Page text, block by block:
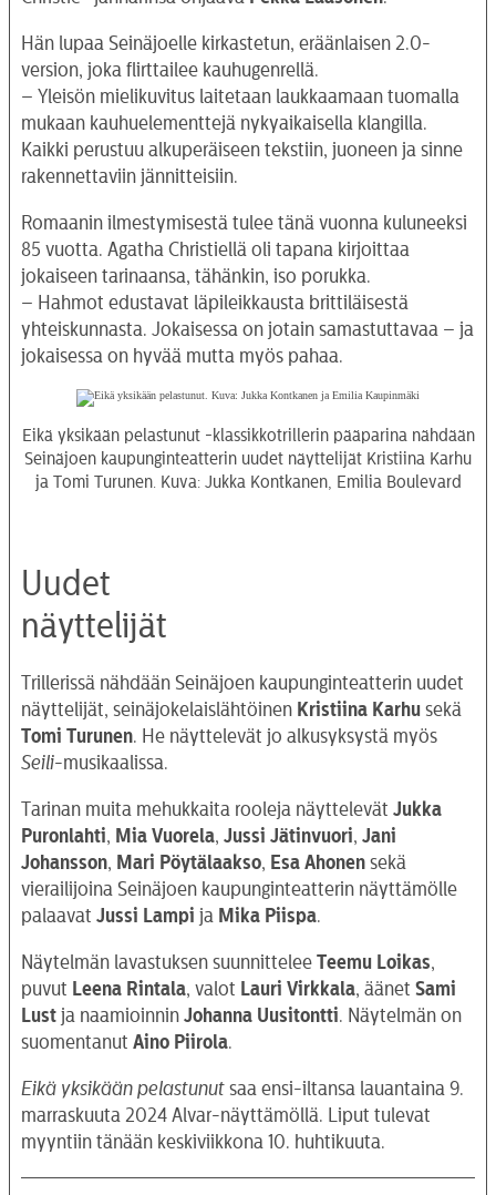
Hän lupaa Seinäjoelle kirkastetun, eräänlaisen 2.0-
version, joka flirttailee kauhugenrellä.
– Yleisön mielikuvitus laitetaan laukkaamaan tuomalla
mukaan kauhuelementtejä nykyaikaisella klangilla.
Kaikki perustuu alkuperäiseen tekstiin, juoneen ja sinne
rakennettaviin jännitteisiin.
Romaanin ilmestymisestä tulee tänä vuonna kuluneeksi
85 vuotta. Agatha Christiellä oli tapana kirjoittaa
jokaiseen tarinaansa, tähänkin, iso porukka.
– Hahmot edustavat läpileikkausta brittiläisestä
yhteiskunnasta. Jokaisessa on jotain samastuttavaa – ja
jokaisessa on hyvää mutta myös pahaa.
Eikä yksikään pelastunut -klassikkotrillerin pääparina nähdään
Seinäjoen kaupunginteatterin uudet näyttelijät Kristiina Karhu
ja Tomi Turunen. Kuva: Jukka Kontkanen, Emilia Boulevard
Uudet
näyttelijät
Trillerissä nähdään Seinäjoen kaupunginteatterin uudet
näyttelijät, seinäjokelaislähtöinen Kristiina Karhu sekä
Tomi Turunen. He näyttelevät jo alkusyksystä myös
Seili-musikaalissa.
Tarinan muita mehukkaita rooleja näyttelevät Jukka
Puronlahti, Mia Vuorela, Jussi Jätinvuori, Jani
Johansson, Mari Pöytälaakso, Esa Ahonen sekä
vierailijoina Seinäjoen kaupunginteatterin näyttämölle
palaavat Jussi Lampi ja Mika Piispa.
Näytelmän lavastuksen suunnittelee Teemu Loikas,
puvut Leena Rintala, valot Lauri Virkkala, äänet Sami
Lust ja naamioinnin Johanna Uusitontti. Näytelmän on
suomentanut Aino Piirola.
Eikä yksikään pelastunut saa ensi-iltansa lauantaina 9.
marraskuuta 2024 Alvar-näyttämöllä. Liput tulevat
myyntiin tänään keskiviikkona 10. huhtikuuta.